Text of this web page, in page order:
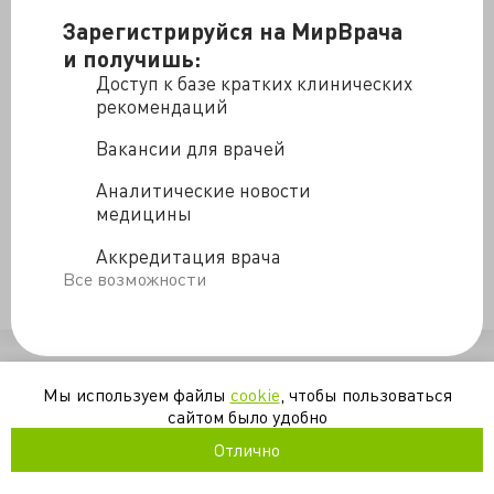
Зарегистрируйся на МирВрача
и получишь:
Доступ к базе кратких клинических
рекомендаций
Вакансии для врачей
Аналитические новости
медицины
Аккредитация врача
Все возможности
Табеева Г.Р., д.м.н., профессор кафедры нервных
болезней и нейрохирургии МГМУ им. И.М. Сеченова
расскажет о самых частых проблемах диагностики и
лечения головной боли, с которыми сталкиваются
врачи всех специальностей.
Практическая неврология
видео головная_боль диагностика
Мы используем файлы cookie , чтобы пользоваться
сайтом было удобно
Отлично
/